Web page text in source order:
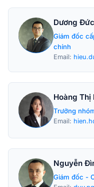
Dương
Giám đốc
chính
Email:
Hoàng Thị
Trưởng
Email:
Nguyễn
Giám đốc -